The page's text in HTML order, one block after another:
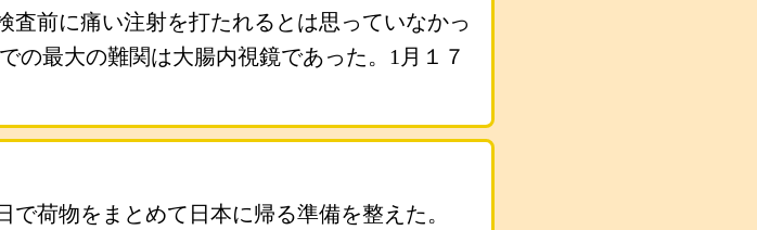
前に痛い注射を打たれるとは思っていなかっ
の最大の難関は大腸内視鏡であった。1月１７
荷物をまとめて日本に帰る準備を整えた。